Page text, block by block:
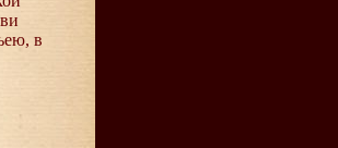
в